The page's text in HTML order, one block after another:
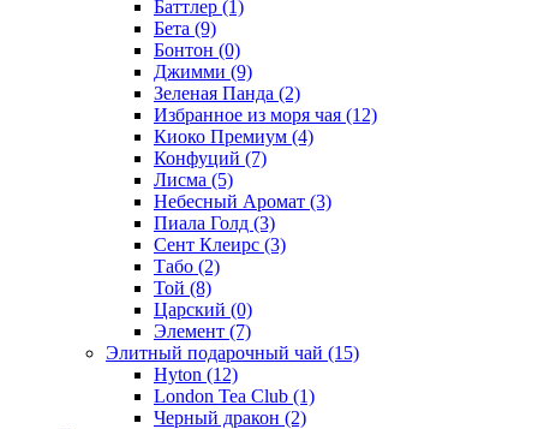
Баттлер (1)
Бета (9)
Бонтон (0)
Джимми (9)
Зеленая Панда (2)
Избранное из моря чая (12)
Киоко Премиум (4)
Конфуций (7)
Лисма (5)
Небесный Аромат (3)
Пиала Голд (3)
Сент Клеирс (3)
Табо (2)
Той (8)
Царский (0)
Элемент (7)
Элитный подарочный чай (15)
Hyton (12)
London Tea Club (1)
Черный дракон (2)